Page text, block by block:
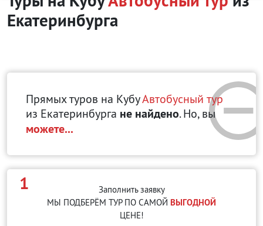
Екатеринбурга
Прямых туров на КубуАвтобусный тур
из Екатеринбурга не найдено. Но, вы
можете...
1
Заполнить заявку
МЫ ПОДБЕРЁМ ТУР ПО САМОЙ ВЫГОДНОЙ
ЦЕНЕ!